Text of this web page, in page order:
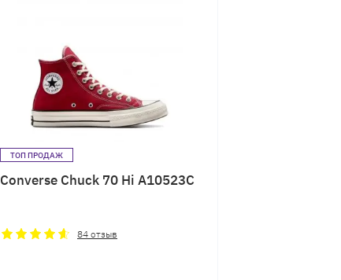
ТОП ПРОДАЖ
Converse Chuck 70 Hi A10523C
84отзыв